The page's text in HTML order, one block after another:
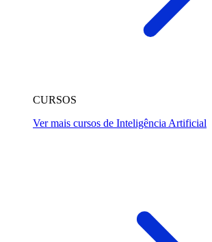
CURSOS
Ver mais cursos de Inteligência Artificial